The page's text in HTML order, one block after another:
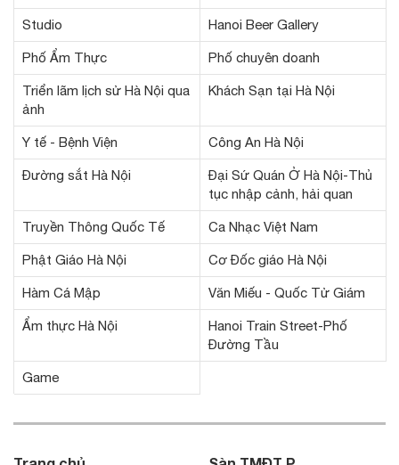
Studio Hanoi Beer Gallery
Phố Ẩm Thực Phố chuyên doanh
Triển lãm lịch sử Hà Nội qua
ảnh
Khách Sạn tại Hà Nội
Y tế - Bệnh Viện Công An Hà Nội
Đường sắt Hà Nội
Đại Sứ Quán Ở Hà Nội-Thủ
tục nhập cảnh, hải quan
Truyền Thông Quốc Tế Ca Nhạc Việt Nam
Phật Giáo Hà Nội Cơ Đốc giáo Hà Nội
Hàm Cá Mập Văn Miếu - Quốc Tử Giám
Ẩm thực Hà Nội
Hanoi Train Street-Phố
Đường Tầu
Game